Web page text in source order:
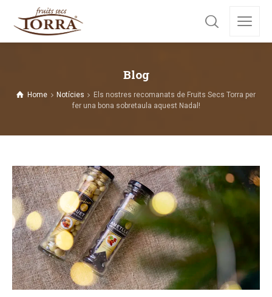
Blog
Home Notícies
Els nostres recomanats de Fruits Secs Torra per
fer una bona sobretaula aquest Nadal!